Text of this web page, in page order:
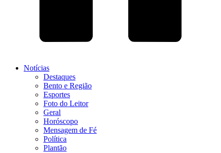
Notícias
Destaques
Bento e Região
Esportes
Foto do Leitor
Geral
Horóscopo
Mensagem de Fé
Política
Plantão